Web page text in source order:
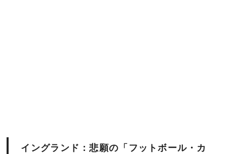
イングランド：悲願の「フットボール・カ